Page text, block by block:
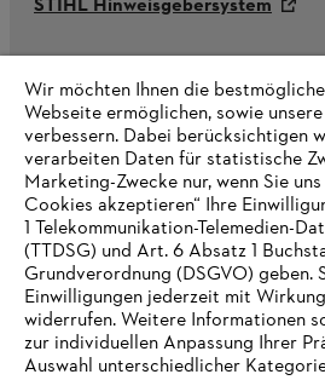
STIHL Hinweisgebersystem
Wir möchten Ihnen die
Webseite ermöglichen, sowie
verbessern. Dabei berücksichtigen
verarbeiten Daten für statistische
Marketing-Zwecke nur, wenn Sie
Cookies akzeptieren“ Ihre
1 Telekommunikation-Telemedien-
(TTDSG) und Art. 6 Absatz 1
Grundverordnung (DSGVO) geben.
Einwilligungen jederzeit mit
widerrufen. Weitere Informationen
zur individuellen Anpassung Ihrer
Auswahl unterschiedlicher